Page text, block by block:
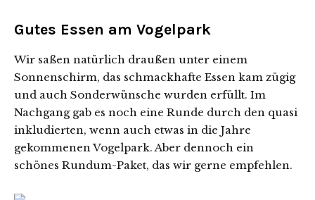
Gutes Essen am Vogelpark
Wir saßen natürlich draußen unter einem
Sonnenschirm, das schmackhafte Essen kam zügig
und auch Sonderwünsche wurden erfüllt. Im
Nachgang gab es noch eine Runde durch den quasi
inkludierten, wenn auch etwas in die Jahre
gekommenen Vogelpark. Aber dennoch ein
schönes Rundum-Paket, das wir gerne empfehlen.